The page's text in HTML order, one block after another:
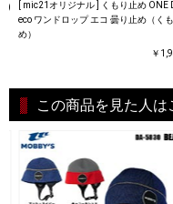
)
[ mic21オリジナル ] くもり止め ONE
eco ワンドロップ エコ 曇り止め（く
め）
￥
この商品を見た人